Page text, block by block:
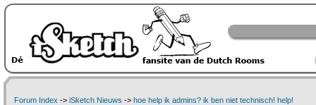
Forum Index -> iSketch Nieuws -> hoe help ik admins? ik ben niet technisch! help!